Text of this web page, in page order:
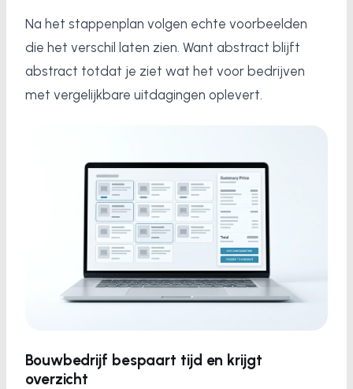
Na het stappenplan volgen echte voorbeelden
die het verschil laten zien. Want abstract blijft
abstract totdat je ziet wat het voor bedrijven
met vergelijkbare uitdagingen oplevert.
Bouwbedrijf bespaart tijd en krijgt
overzicht